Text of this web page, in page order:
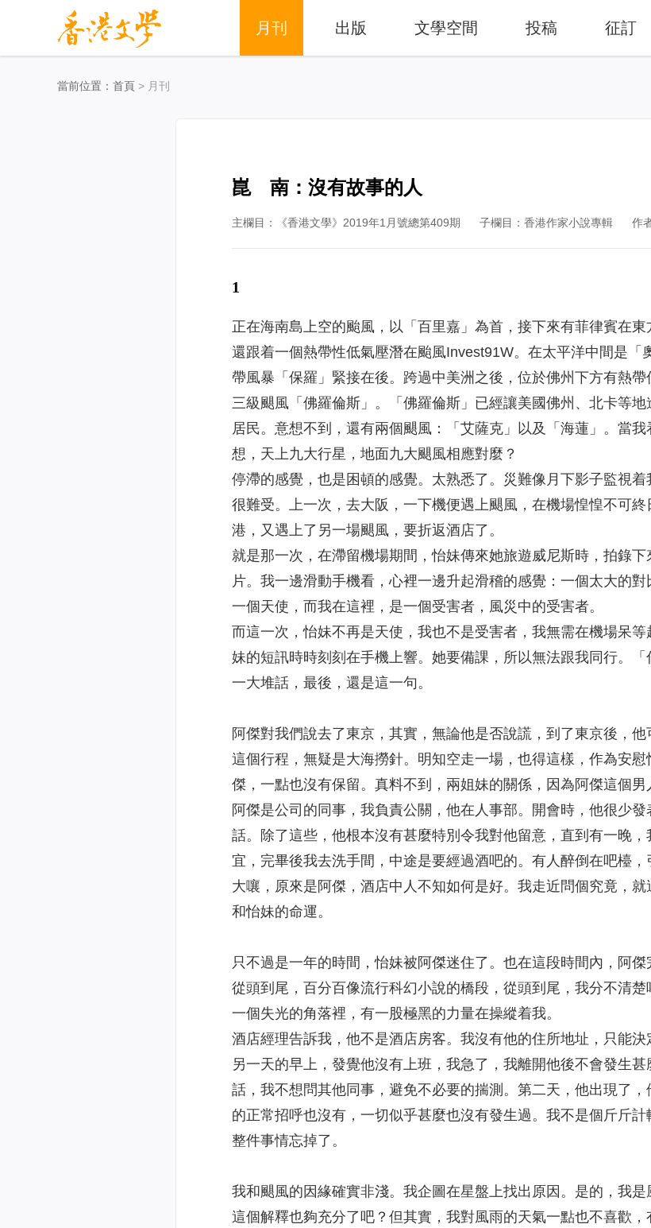
月刊 出版 文學空間 投稿 征訂
當前位置： 首頁 > 月刊
崑 南：沒有故事的人
主欄目：《香港文學》2019年1月號總第409期 子欄目：香港作家小說專輯 作
1
正在海南島上空的颱風，以「百里嘉」為首，接下來有菲律賓在
還跟着一個熱帶性低氣壓潛在颱風Invest91W。在太平洋中間是「
帶風暴「保羅」緊接在後。跨過中美洲之後，位於佛州下方有熱
三級颶風「佛羅倫斯」。「佛羅倫斯」已經讓美國佛州、北卡等
居民。意想不到，還有兩個颶風：「艾薩克」以及「海蓮」。當
想，天上九大行星，地面九大颶風相應對麼？
停滯的感覺，也是困頓的感覺。太熟悉了。災難像月下影子監視
很難受。上一次，去大阪，一下機便遇上颶風，在機場惶惶不可
港，又遇上了另一場颶風，要折返酒店了。
就是那一次，在滯留機場期間，怡妹傳來她旅遊威尼斯時，拍錄
片。我一邊滑動手機看，心裡一邊升起滑稽的感覺：一個太大的
一個天使，而我在這裡，是一個受害者，風災中的受害者。
而這一次，怡妹不再是天使，我也不是受害者，我無需在機場呆
妹的短訊時時刻刻在手機上響。她要備課，所以無法跟我同行。
一大堆話，最後，還是這一句。
阿傑對我們說去了東京，其實，無論他是否說謊，到了東京後，
這個行程，無疑是大海撈針。明知空走一場，也得這樣，作為安
傑，一點也沒有保留。真料不到，兩姐妹的關係，因為阿傑這個男
阿傑是公司的同事，我負責公關，他在人事部。開會時，他很少
話。除了這些，他根本沒有甚麼特別令我對他留意，直到有一晚
宜，完畢後我去洗手間，中途是要經過酒吧的。有人醉倒在吧檯
大嚷，原來是阿傑，酒店中人不知如何是好。我走近問個究竟，
和怡妹的命運。
只不過是一年的時間，怡妹被阿傑迷住了。也在這段時間內，阿傑
從頭到尾，百分百像流行科幻小說的橋段，從頭到尾，我分不清
一個失光的角落裡，有一股極黑的力量在操縱着我。
酒店經理告訴我，他不是酒店房客。我沒有他的住所地址，只能決
另一天的早上，發覺他沒有上班，我急了，我離開他後不會發生
話，我不想問其他同事，避免不必要的揣測。第二天，他出現了
的正常招呼也沒有，一切似乎甚麼也沒有發生過。我不是個斤斤
整件事情忘掉了。
我和颶風的因緣確實非淺。我企圖在星盤上找出原因。是的，我是
這個解釋也夠充分了吧？但其實，我對風雨的天氣一點也不喜歡